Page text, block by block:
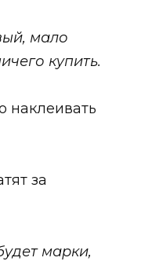
мало
купить.
наклеивать
за
марки,